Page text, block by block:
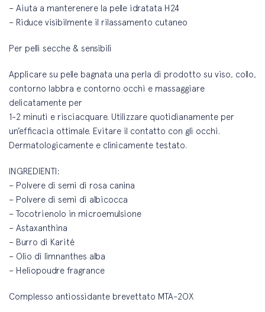
– Aiuta a manterenere la pelle idratata H24
– Riduce visibilmente il rilassamento cutaneo
Per pelli secche & sensibili
Applicare su pelle bagnata una perla di prodotto su viso, collo,
contorno labbra e contorno occhi e massaggiare
delicatamente per
1-2 minuti e risciacquare. Utilizzare quotidianamente per
un’efficacia ottimale. Evitare il contatto con gli occhi.
Dermatologicamente e clinicamente testato.
INGREDIENTI:
– Polvere di semi di rosa canina
– Polvere di semi di albicocca
– Tocotrienolo in microemulsione
– Astaxanthina
– Burro di Karité
– Olio di limnanthes alba
– Heliopoudre fragrance
Complesso antiossidante brevettato MTA-2OX